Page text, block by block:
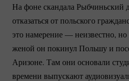
На фоне скандала Рыбчиньский
отказаться от польского
это намерение — неизвестно, но
женой он покинул Польшу и
Аризоне. Там они основали
времени выпускают